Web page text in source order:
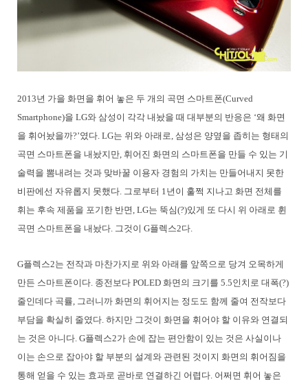
2013년 가을 화면을 휘어 놓은 두 개의 곡면 스마트폰(Curved
Smartphone)을 LG와 삼성이 각각 내놨을 때 대부분의 반응은 ‘왜 화면
을 휘어놨을까?’였다. LG는 위와 아래로, 삼성은 양옆을 좁히는 형태의
곡면 스마트폰을 내놨지만, 휘어진 화면의 스마트폰을 만들 수 있는 기
술력을 뽐내려는 것과 맞바꿀 이용자 경험의 가치는 만들어내지 못한
비판에선 자유롭지 못했다. 그로부터 1년이 훌쩍 지나고 화면 전체를
휘는 후속 제품을 포기한 반면, LG는 뚝심(?)있게 또 다시 위 아래로 휜
곡면 스마트폰을 내놨다. 그것이 G플렉스2다.
G플렉스2는 전작과 마찬가지로 위와 아래를 앞쪽으로 당겨 오목하게
만든 스마트폰이다. 종전보다 POLED 화면의 크기를 5.5인치로 대폭(?)
줄인데다 곡률, 그러니까 화면의 휘어지는 정도도 함께 줄여 전작보다
부담을 확실히 줄였다. 하지만 그것이 화면을 휘어야 할 이유와 연결되
는 것은 아니다. G플렉스2가 손에 잡는 편안함이 있는 것은 사실이나
이는 손으로 잡아야 할 부분의 설계와 관련된 것이지 화면의 휘어짐을
통해 얻을 수 있는 효과로 곧바로 연결하긴 어렵다. 어쩌면 휘어 놓은